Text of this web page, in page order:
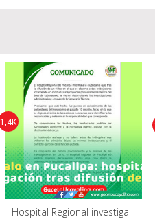
Hospital Regional investiga
1,4K